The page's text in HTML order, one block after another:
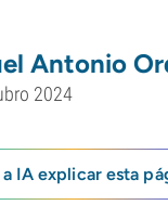
Antonio
2024
a IA explicar esta